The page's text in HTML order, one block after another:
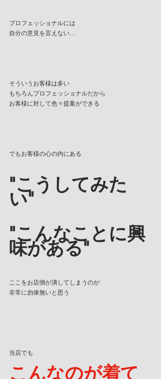
プロフェッショナルには
自分の意見を言えない…
そういうお客様は多い
もちろんプロフェッショナルだから
お客様に対して色々提案ができる
でもお客様の心の内にある
"こうしてみた
い"
"こんなことに興
味がある"
ここをお店側が潰してしまうのが
非常に勿体無いと思う
当店でも
こんなのが着て